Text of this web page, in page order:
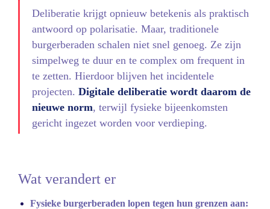
Deliberatie krijgt opnieuw betekenis als praktisch
antwoord op polarisatie. Maar, traditionele
burgerberaden schalen niet snel genoeg. Ze zijn
simpelweg te duur en te complex om frequent in
te zetten. Hierdoor blijven het incidentele
projecten. Digitale deliberatie wordt daarom de
nieuwe norm, terwijl fysieke bijeenkomsten
gericht ingezet worden voor verdieping.
Wat verandert er
Fysieke burgerberaden lopen tegen hun grenzen aan: